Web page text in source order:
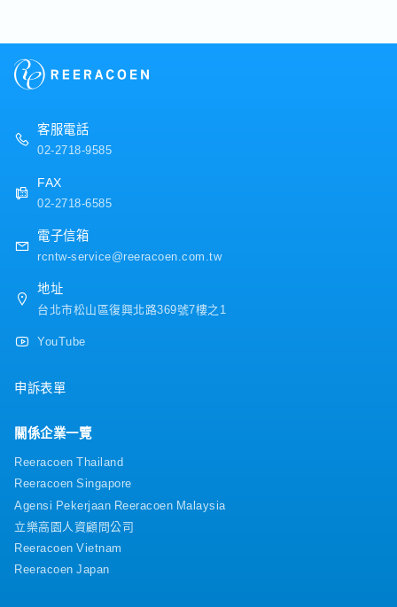
吃的自由提案表決
・業務交通津貼(實支實付)
・餐費津貼(已包含於基本薪資中)
・健康檢查
・換休制度(依照加班時數而定)
・年終約2個月(依業績而定)
客服電話
02-2718-9585
FAX
02-2718-6585
電子信箱
rcntw-service@reeracoen.com.tw
地址
台北市松山區復興北路369號7樓之1
YouTube
申訴表單
關係企業一覽
Reeracoen Thailand
Reeracoen Singapore
Agensi Pekerjaan Reeracoen Malaysia
立樂高園人資顧問公司
Reeracoen Vietnam
Reeracoen Japan